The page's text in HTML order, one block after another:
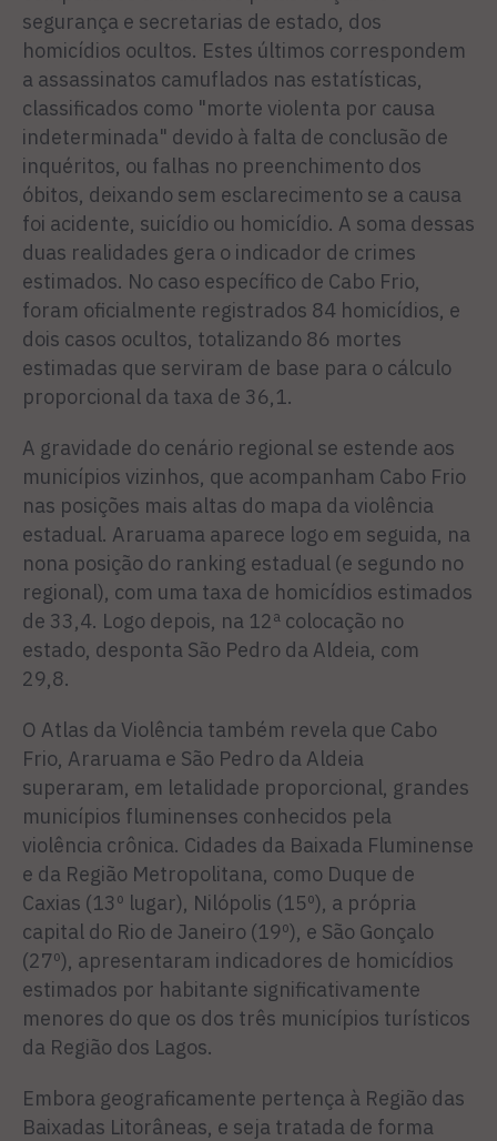
segurança e secretarias de estado, dos
homicídios ocultos. Estes últimos correspondem
a assassinatos camuflados nas estatísticas,
classificados como "morte violenta por causa
indeterminada" devido à falta de conclusão de
inquéritos, ou falhas no preenchimento dos
óbitos, deixando sem esclarecimento se a causa
foi acidente, suicídio ou homicídio. A soma dessas
duas realidades gera o indicador de crimes
estimados. No caso específico de Cabo Frio,
foram oficialmente registrados 84 homicídios, e
dois casos ocultos, totalizando 86 mortes
estimadas que serviram de base para o cálculo
proporcional da taxa de 36,1.
A gravidade do cenário regional se estende aos
municípios vizinhos, que acompanham Cabo Frio
nas posições mais altas do mapa da violência
estadual. Araruama aparece logo em seguida, na
nona posição do ranking estadual (e segundo no
regional), com uma taxa de homicídios estimados
de 33,4. Logo depois, na 12ª colocação no
estado, desponta São Pedro da Aldeia, com
29,8.
O Atlas da Violência também revela que Cabo
Frio, Araruama e São Pedro da Aldeia
superaram, em letalidade proporcional, grandes
municípios fluminenses conhecidos pela
violência crônica. Cidades da Baixada Fluminense
e da Região Metropolitana, como Duque de
Caxias (13º lugar), Nilópolis (15º), a própria
capital do Rio de Janeiro (19º), e São Gonçalo
(27º), apresentaram indicadores de homicídios
estimados por habitante significativamente
menores do que os dos três municípios turísticos
da Região dos Lagos.
Embora geograficamente pertença à Região das
Baixadas Litorâneas, e seja tratada de forma